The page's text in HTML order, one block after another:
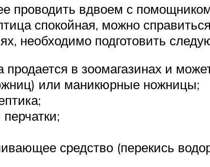
проводить вдвоем с
спокойная, можно
необходимо подготовить
продается в зоомагазинах и
или маникюрные ножницы;
средство (перекись